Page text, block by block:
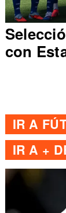
con
IR A
IR A +